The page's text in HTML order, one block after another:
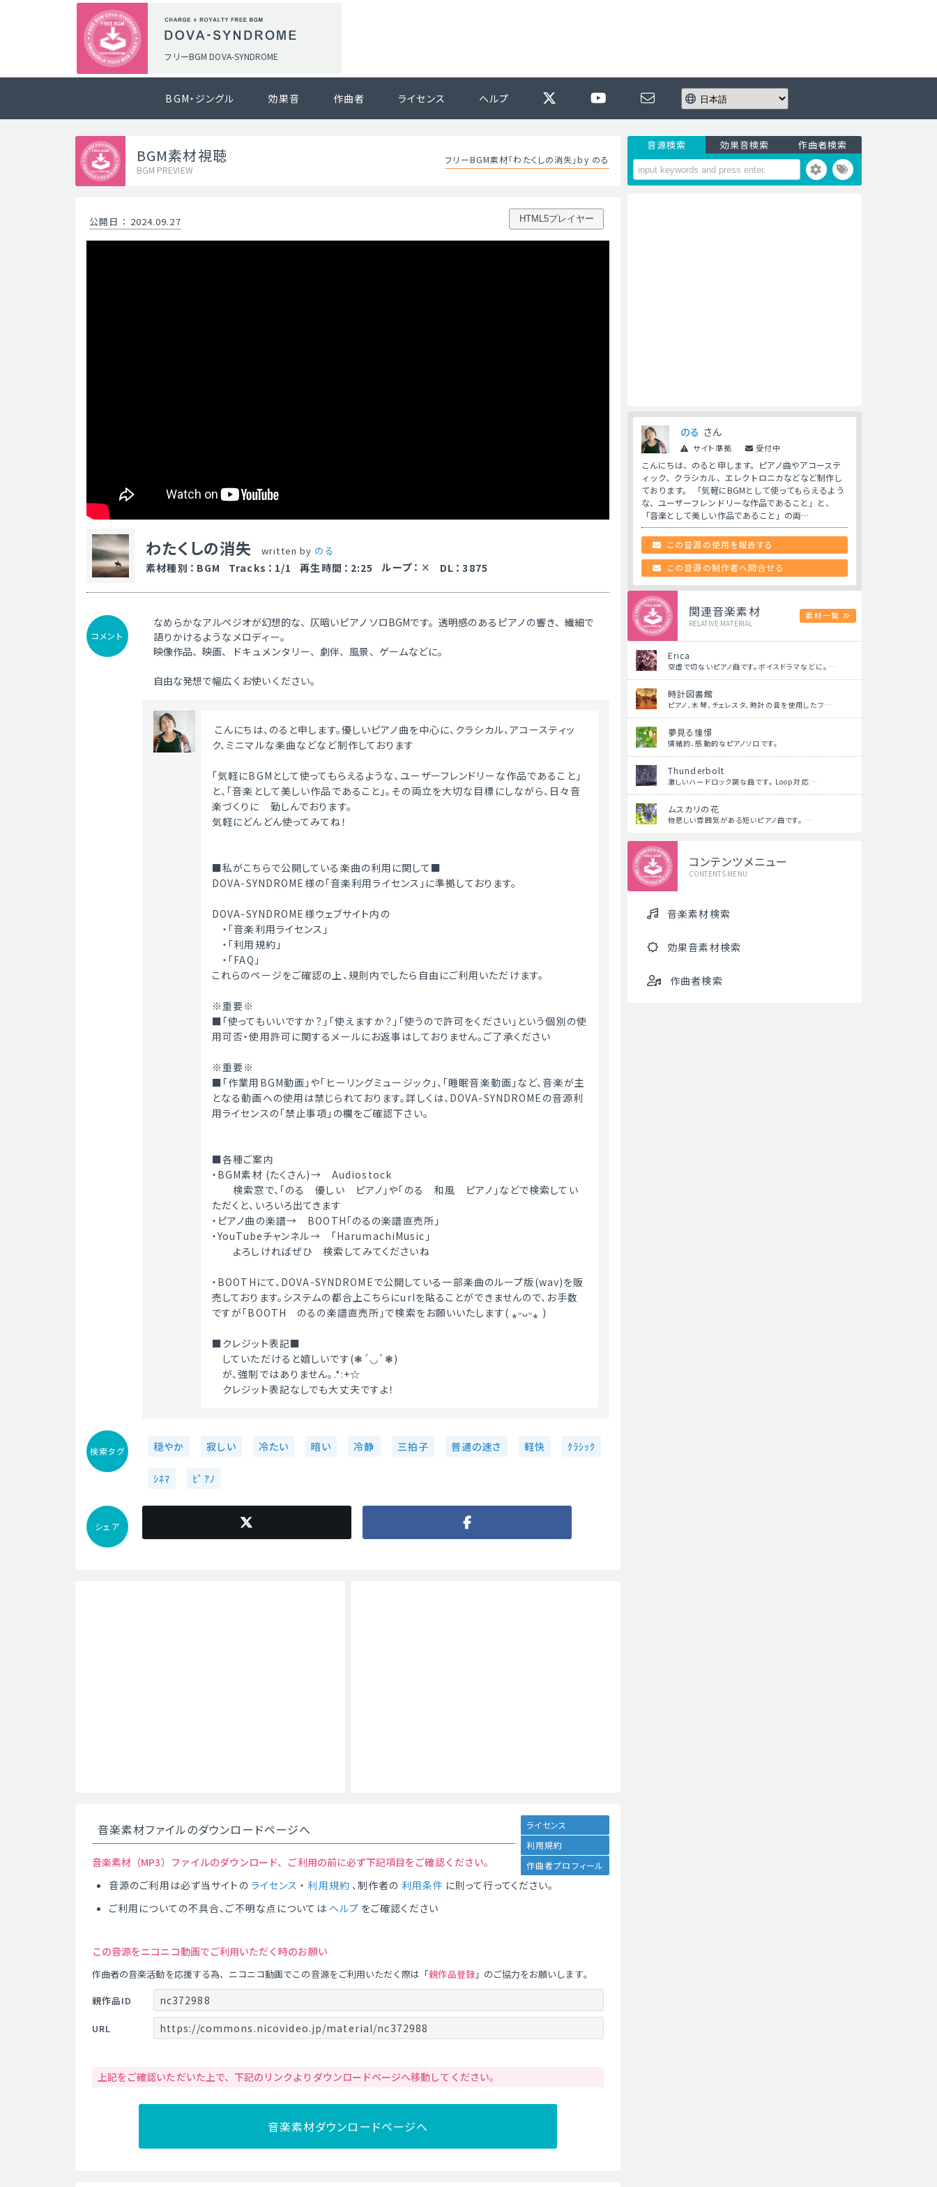
フリーBGM DOVA-SYNDROME
BGM・ジングル 効果音 作曲者 ライセンス ヘルプ
BGM素材視聴
BGM PREVIEW
フリーBGM素材「わたくしの消失」by のる
公開日 ： 2024.09.27 HTML5プレイヤー
わたくしの消失 written by のる
素材種別 ： BGM Tracks ： 1/1 再生時間 ： 2:25 ループ ： DL ： 3875
コメント
なめらかなアルペジオが幻想的な、仄暗いピアノソロBGMです。透明感のあるピアノの響き、繊細で
語りかけるようなメロディー。
映像作品、映画、ドキュメンタリー、劇伴、風景、ゲームなどに。
自由な発想で幅広くお使いください。
ク、ミニマルな楽曲などなど制作しております
「気軽にBGMとして使ってもらえるような、ユーザーフレンドリーな作品であること」
と、「音楽として美しい作品であること」。その両立を大切な目標にしながら、日々音
楽づくりに　勤しんでおります。
気軽にどんどん使ってみてね！
■私がこちらで公開している楽曲の利用に関して■
DOVA-SYNDROME様の「音楽利用ライセンス」に準拠しております。
DOVA-SYNDROME様ウェブサイト内の
・「音楽利用ライセンス」
・「利用規約」
・「FAQ」
これらのページをご確認の上、規則内でしたら自由にご利用いただけます。
※重要※
■「使ってもいいですか？」「使えますか？」「使うので許可をください」という個別の使
用可否・使用許可に関するメールにお返事はしておりません。ご了承ください
※重要※
■「作業用BGM動画」や「ヒーリングミュージック」、「睡眠音楽動画」など、音楽が主
となる動画への使用は禁じられております。詳しくは、DOVA-SYNDROMEの音源利
用ライセンスの「禁止事項」の欄をご確認下さい。
■各種ご案内
・BGM素材 (たくさん)→　Audiostock
検索窓で、「のる　優しい　ピアノ」や「のる　和風　ピアノ」などで検索してい
ただくと、いろいろ出てきます
・ピアノ曲の楽譜→　BOOTH「のるの楽譜直売所」
・YouTubeチャンネル→　「HarumachiMusic」
よろしければぜひ　検索してみてくださいね
・BOOTHにて、DOVA-SYNDROMEで公開している一部楽曲のループ版(wav)を販
売しております。システムの都合上こちらにurlを貼ることができませんので、お手数
ですが「BOOTH　のるの楽譜直売所」で検索をお願いいたします( ⁎ᵕᴗᵕ⁎ )
■クレジット表記■
していただけると嬉しいです(❃´◡`❃)
が、強制ではありません｡.*:+☆
クレジット表記なしでも大丈夫ですよ！
検索タグ 穏やか 寂しい 冷たい 暗い 冷静 三拍子 普通の速さ 軽快 ｸﾗｼｯｸ
ｼﾈﾏ ﾋﾟｱﾉ
シェア
音楽素材ファイルのダウンロードページへ
ライセンス
利用規約
作曲者プロフィール
音楽素材（MP3）ファイルのダウンロード、ご利用の前に必ず下記項目をご確認ください。
音源のご利用は必ず当サイトの ライセンス ・ 利用規約 、制作者の 利用条件 に則って行ってください。
ご利用についての不具合、ご不明な点については ヘルプ をご確認ください
この音源をニコニコ動画でご利用いただく時のお願い
作曲者の音楽活動を応援する為、ニコニコ動画でこの音源をご利用いただく際は「親作品登録」のご協力をお願いします。
親作品ID
nc372988
URL https://commons.nicovideo.jp/material/nc372988
上記をご確認いただいた上で、下記のリンクよりダウンロードページへ移動してください。
音楽素材ダウンロードページへ
音源検索 効果音検索 作曲者検索
のる さん
サイト準拠 受付中
こんにちは、のると申します。ピアノ曲やアコーステ
ィック、クラシカル、エレクトロニカなどなど制作し
ております。 「気軽にBGMとして使ってもらえるよう
な、ユーザーフレンドリーな作品であること」と、
「音楽として美しい作品であること」の両…
この音源の使用を報告する
この音源の制作者へ問合せる
関連音楽素材
RELATIVE MATERIAL
素材一覧
Erica
空虚で切ないピアノ曲です。ボイスドラマなどに。…
時計図書館
ピアノ、木琴、チェレスタ、時計の音を使用したフ…
夢見る憧憬
情緒的、感動的なピアノソロです。
Thunderbolt
激しいハードロック調な曲です。 Loop対応…
ムスカリの花
物悲しい雰囲気がある短いピアノ曲です。 …
コンテンツメニュー
CONTENTS MENU
音楽素材検索
効果音素材検索
作曲者検索